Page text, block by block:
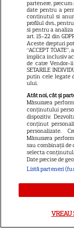
partenere,
date pentru a
continutul si
profilul dvs.,
si pentru a
art. 15-22 din
Aceste drepturi
“ACCEPT
implica inclusiv
de catre Vendor-
SETARILE
putin cele legate
ului.
Atât noi, cât și
Măsurarea
conținutului
dispozitiv.
conținut
personalizate.
Măsurarea
sau combinații de
selecta
Date precise de
Listă parteneri
VREAU